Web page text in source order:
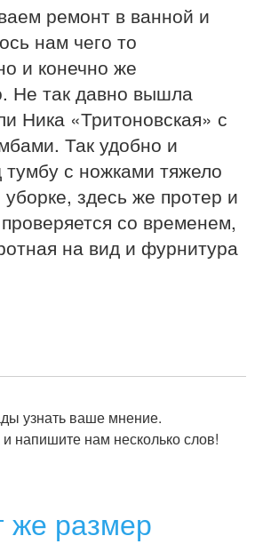
ремонт в ванной и
нам чего то
и конечно же
Не так давно вышла
Ника «Тритоновская» с
Так удобно и
с ножками тяжело
здесь же протер и
со временем,
на вид и фурнитура
узнать ваше мнение.
и напишите нам несколько слов!
же размер